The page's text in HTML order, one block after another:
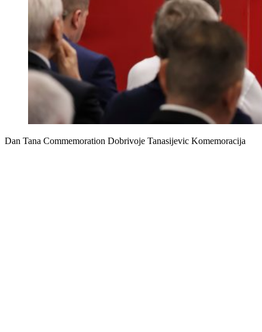
Dan Tana Commemoration Dobrivoje Tanasijevic Komemoracija